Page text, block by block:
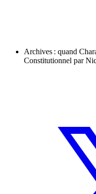
Archives : quand
Constitutionnel par